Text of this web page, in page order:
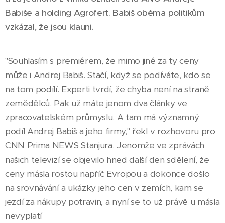
Babiše a holding Agrofert. Babiš oběma politikům
vzkázal, že jsou klauni.
"Souhlasím s premiérem, že mimo jiné za ty ceny
může i Andrej Babiš. Stačí, když se podíváte, kdo se
na tom podílí. Experti tvrdí, že chyba není na straně
zemědělců. Pak už máte jenom dva články ve
zpracovatelském průmyslu. A tam má významný
podíl Andrej Babiš a jeho firmy," řekl v rozhovoru pro
CNN Prima NEWS Stanjura. Jenomže ve zprávách
našich televizí se objevilo hned další den sdělení, že
ceny másla rostou napříč Evropou a dokonce došlo
na srovnávání a ukázky jeho cen v zemích, kam se
jezdí za nákupy potravin, a nyní se to už právě u másla
nevyplatí